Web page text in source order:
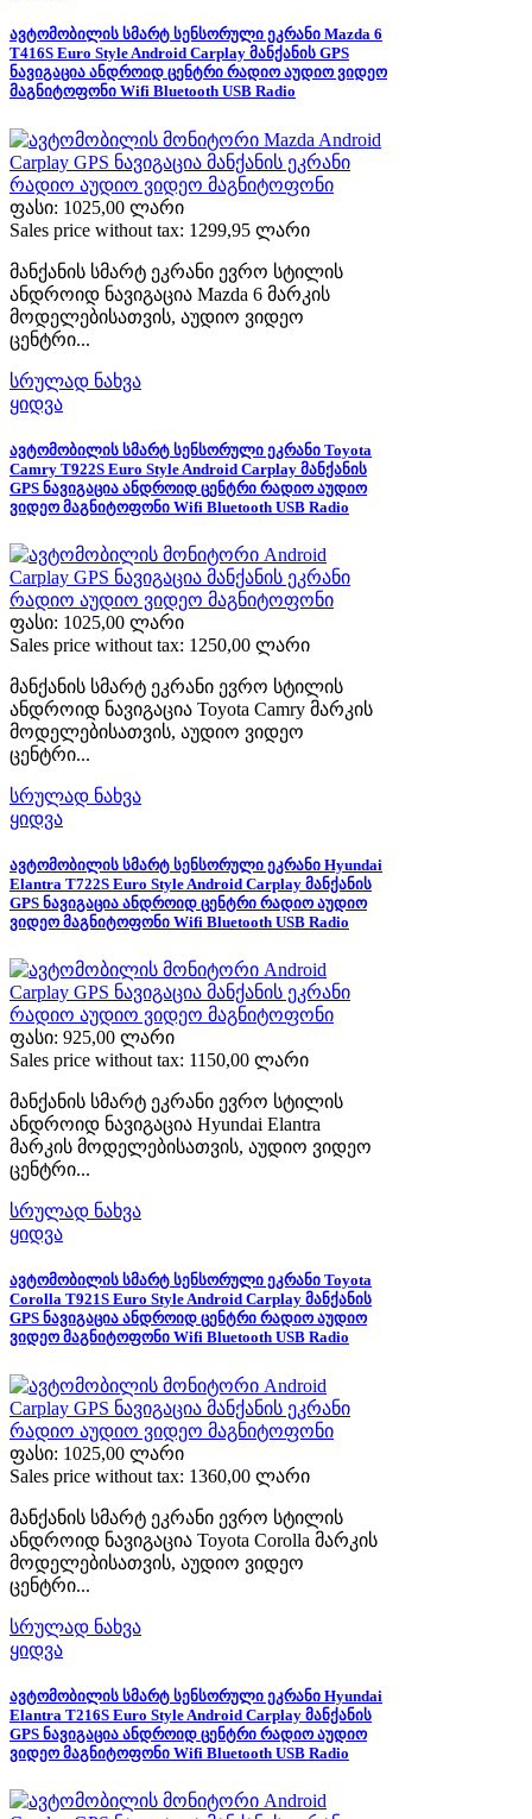
ავტომობილის სმარტ სენსორული ეკრანი Mazda 6
T416S Euro Style Android Carplay მანქანის GPS
ნავიგაცია ანდროიდ ცენტრი რადიო აუდიო ვიდეო
მაგნიტოფონი Wifi Bluetooth USB Radio
ფასი: 1025,00 ლარი
Sales price without tax: 1299,95 ლარი
მანქანის სმარტ ეკრანი ევრო სტილის
ანდროიდ ნავიგაცია Mazda 6 მარკის
მოდელებისათვის, აუდიო ვიდეო
ცენტრი...
სრულად ნახვა
ყიდვა
ავტომობილის სმარტ სენსორული ეკრანი Toyota
Camry T922S Euro Style Android Carplay მანქანის
GPS ნავიგაცია ანდროიდ ცენტრი რადიო აუდიო
ვიდეო მაგნიტოფონი Wifi Bluetooth USB Radio
ფასი: 1025,00 ლარი
Sales price without tax: 1250,00 ლარი
მანქანის სმარტ ეკრანი ევრო სტილის
ანდროიდ ნავიგაცია Toyota Camry მარკის
მოდელებისათვის, აუდიო ვიდეო
ცენტრი...
სრულად ნახვა
ყიდვა
ავტომობილის სმარტ სენსორული ეკრანი Hyundai
Elantra T722S Euro Style Android Carplay მანქანის
GPS ნავიგაცია ანდროიდ ცენტრი რადიო აუდიო
ვიდეო მაგნიტოფონი Wifi Bluetooth USB Radio
ფასი: 925,00 ლარი
Sales price without tax: 1150,00 ლარი
მანქანის სმარტ ეკრანი ევრო სტილის
ანდროიდ ნავიგაცია Hyundai Elantra
მარკის მოდელებისათვის, აუდიო ვიდეო
ცენტრი...
სრულად ნახვა
ყიდვა
ავტომობილის სმარტ სენსორული ეკრანი Toyota
Corolla T921S Euro Style Android Carplay მანქანის
GPS ნავიგაცია ანდროიდ ცენტრი რადიო აუდიო
ვიდეო მაგნიტოფონი Wifi Bluetooth USB Radio
ფასი: 1025,00 ლარი
Sales price without tax: 1360,00 ლარი
მანქანის სმარტ ეკრანი ევრო სტილის
ანდროიდ ნავიგაცია Toyota Corolla მარკის
მოდელებისათვის, აუდიო ვიდეო
ცენტრი...
სრულად ნახვა
ყიდვა
ავტომობილის სმარტ სენსორული ეკრანი Hyundai
Elantra T216S Euro Style Android Carplay მანქანის
GPS ნავიგაცია ანდროიდ ცენტრი რადიო აუდიო
ვიდეო მაგნიტოფონი Wifi Bluetooth USB Radio